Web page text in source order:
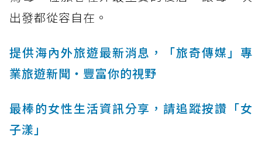
出發都從容自在。
提供海內外旅遊最新消息，「旅奇傳媒」專
業旅遊新聞‧豐富你的視野
最棒的女性生活資訊分享，請追蹤按讚「女
子漾」